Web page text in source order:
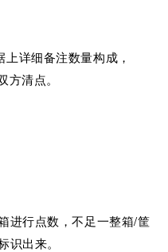
详细备注数量构成，
方清点。
进行点数，不足一整箱/筐
识出来。